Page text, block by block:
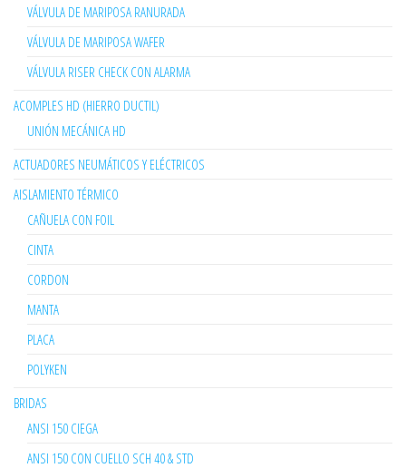
VÁLVULA DE MARIPOSA RANURADA
VÁLVULA DE MARIPOSA WAFER
VÁLVULA RISER CHECK CON ALARMA
ACOMPLES HD (HIERRO DUCTIL)
UNIÓN MECÁNICA HD
ACTUADORES NEUMÁTICOS Y ELÉCTRICOS
AISLAMIENTO TÉRMICO
CAÑUELA CON FOIL
CINTA
CORDON
MANTA
PLACA
POLYKEN
BRIDAS
ANSI 150 CIEGA
ANSI 150 CON CUELLO SCH 40 & STD